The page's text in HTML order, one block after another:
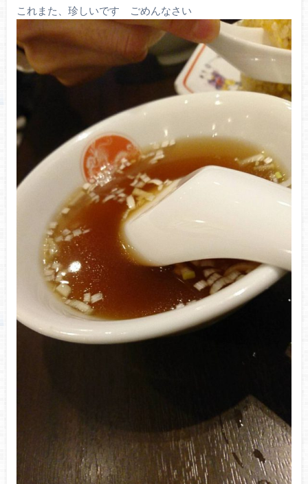
これまた、珍しいです ごめんなさい